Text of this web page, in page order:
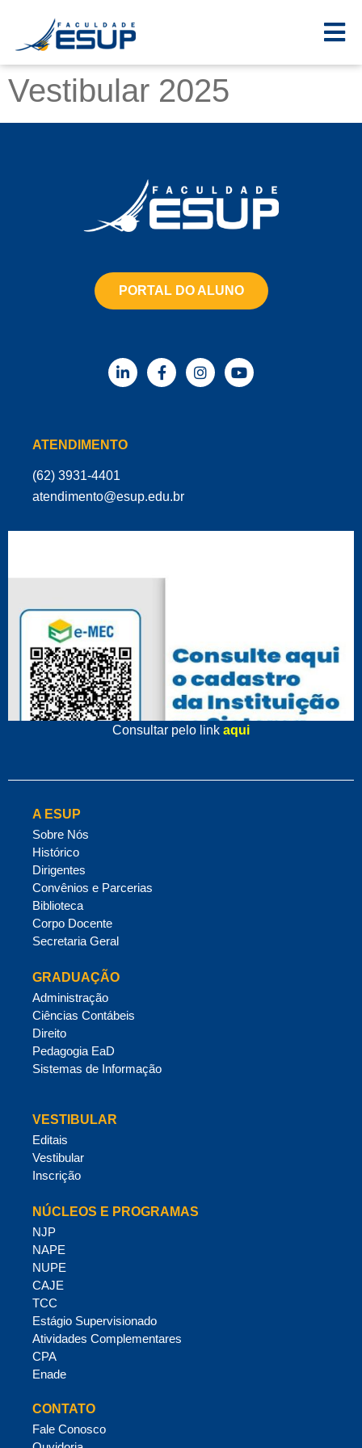
Vestibular 2025
PORTAL DO ALUNO
ATENDIMENTO
(62) 3931-4401
‌atendimento@esup.edu.br
Consultar pelo link aqui
A ESUP
Sobre Nós
Histórico
Dirigentes
Convênios e Parcerias
Biblioteca
Corpo Docente
Secretaria Geral
GRADUAÇÃO
Administração
Ciências Contábeis
Direito
Pedagogia EaD
Sistemas de Informação
VESTIBULAR
Editais
Vestibular
Inscrição
NÚCLEOS E PROGRAMAS
NJP
NAPE
NUPE
CAJE
TCC
Estágio Supervisionado
Atividades Complementares
CPA
Enade
CONTATO
Fale Conosco